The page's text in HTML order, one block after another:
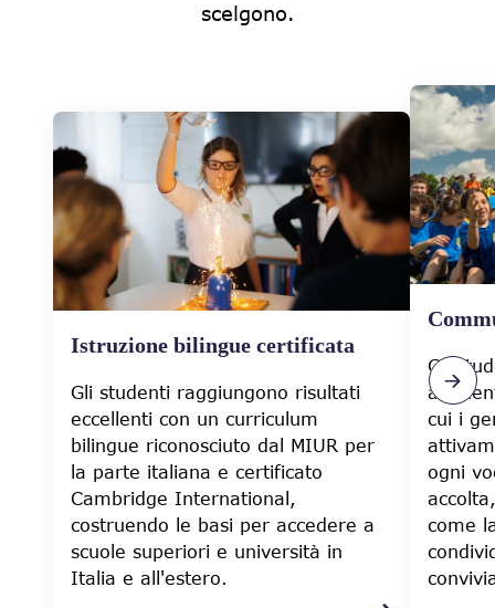
scelgono.
Istruzione bilingue certificata
Gli studenti raggiungono risultati
eccellenti con un curriculum
bilingue riconosciuto dal MIUR per
la parte italiana e certificato
Cambridge International,
costruendo le basi per accedere a
scuole superiori e università in
Italia e all'estero.
Gli
cui i
ogni
come